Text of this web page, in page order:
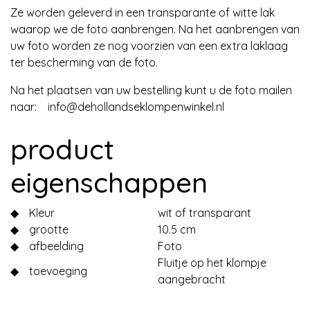
Ze worden geleverd in een transparante of witte lak
waarop we de foto aanbrengen. Na het aanbrengen van
uw foto worden ze nog voorzien van een extra laklaag
ter bescherming van de foto.
Na het plaatsen van uw bestelling kunt u de foto mailen
naar: info@dehollandseklompenwinkel.nl
product
eigenschappen
◆ Kleur
wit of transparant
◆
grootte
10.5 cm
◆
afbeelding
Foto
◆
toevoeging
Fluitje op het klompje
aangebracht